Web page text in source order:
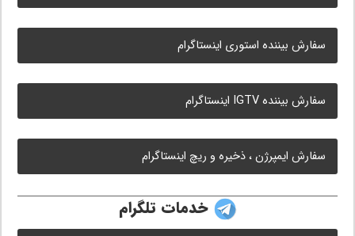
سفارش بیننده استوری اینستاگرام
سفارش بیننده IGTV اینستاگرام
سفارش ایمپرژن ، ذخیره و ریچ اینستاگرام
خدمات تلگرام